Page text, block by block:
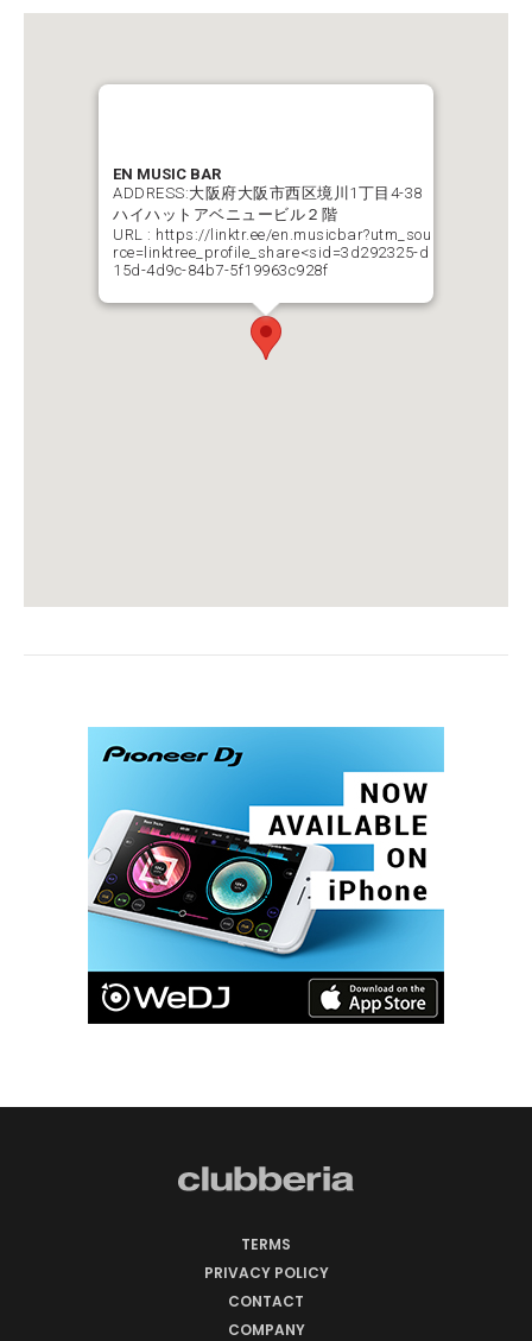
EN MUSIC BAR
ADDRESS:大阪府大阪市西区境川1丁目4-38
ハイハットアベニュービル２階
URL : https://linktr.ee/en.musicbar?utm_sou
rce=linktree_profile_share<sid=3d292325-d
15d-4d9c-84b7-5f19963c928f
TERMS
PRIVACY POLICY
CONTACT
COMPANY